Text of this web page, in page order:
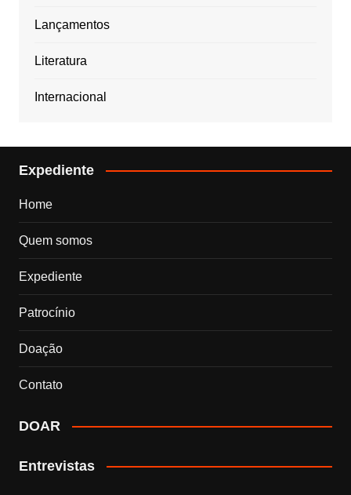
Lançamentos
Literatura
Internacional
Expediente
Home
Quem somos
Expediente
Patrocínio
Doação
Contato
DOAR
Entrevistas